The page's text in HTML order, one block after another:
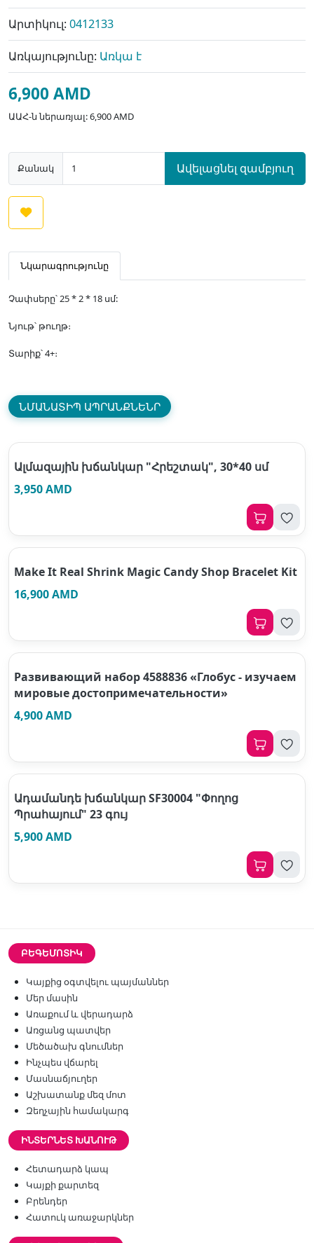
Արտիկուլ: 0412133
Առկայությունը: Առկա է
6,900 AMD
ԱԱՀ-ն ներառյալ: 6,900 AMD
Քանակ Ավելացնել զամբյուղ
Նկարագրությունը
Չափսերը՝ 25 * 2 * 18 սմ:
Նյութ՝ թուղթ։
Տարիք՝ 4+։
ՆՄԱՆԱՏԻՊ ԱՊՐԱՆՔՆԵՆՐ
Ալմազային խճանկար "Հրեշտակ", 30*40 սմ
3,950 AMD
Make It Real Shrink Magic Candy Shop Bracelet Kit
16,900 AMD
Развивающий набор 4588836 «Глобус - изучаем
мировые достопримечательности»
4,900 AMD
Ադամանդե խճանկար SF30004 "Փողոց
Պրահայում" 23 գույ
5,900 AMD
ԲԵԳԵՄՈՏԻԿ
Կայքից օգտվելու պայմաններ
Մեր մասին
Առաքում և վերադարձ
Առցանց պատվեր
Մեծածախ գնումներ
Ինչպես վճարել
Մասնաճյուղեր
Աշխատանք մեզ մոտ
Զեղչային համակարգ
ԻՆՏԵՐՆԵՏ ԽԱՆՈՒԹ
Հետադարձ կապ
Կայքի քարտեզ
Բրենդեր
Հատուկ առաջարկներ